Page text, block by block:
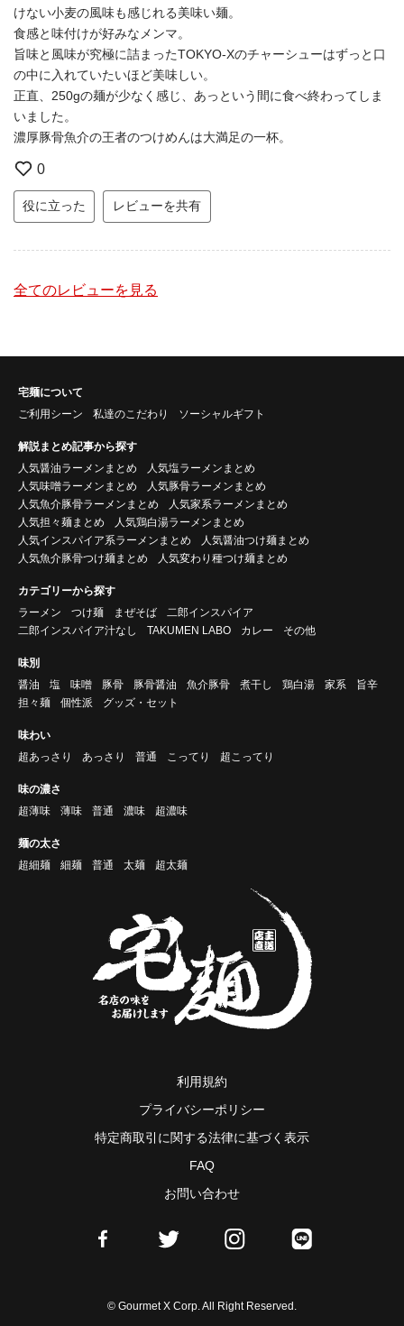
けない小麦の風味も感じれる美味い麺。
食感と味付けが好みなメンマ。
旨味と風味が究極に詰まったTOKYO-Xのチャーシューはずっと口
の中に入れていたいほど美味しい。
正直、250gの麺が少なく感じ、あっという間に食べ終わってしま
いました。
濃厚豚骨魚介の王者のつけめんは大満足の一杯。
0
役に立った レビューを共有
全てのレビューを見る
宅麺について
ご利用シーン
私達のこだわり ソーシャルギフト
解説まとめ記事から探す
人気醤油ラーメンまとめ
人気塩ラーメンまとめ
人気味噌ラーメンまとめ
人気豚骨ラーメンまとめ
人気魚介豚骨ラーメンまとめ
人気家系ラーメンまとめ
人気担々麺まとめ
人気鶏白湯ラーメンまとめ
人気インスパイア系ラーメンまとめ
人気醤油つけ麺まとめ
人気魚介豚骨つけ麺まとめ
人気変わり種つけ麺まとめ
カテゴリーから探す
ラーメン
つけ麺 まぜそば
二郎インスパイア
二郎インスパイア汁なし
TAKUMEN LABO カレー その他
味別
醤油
塩 味噌 豚骨 豚骨醤油 魚介豚骨 煮干し 鶏白湯 家系
旨辛
担々麺
個性派 グッズ・セット
味わい
超あっさり
あっさり 普通 こってり 超こってり
味の濃さ
超薄味
薄味 普通 濃味 超濃味
麺の太さ
超細麺
細麺 普通 太麺 超太麺
利用規約
プライバシーポリシー
特定商取引に関する法律に基づく表示
FAQ
お問い合わせ
© Gourmet X Corp. All Right Reserved.